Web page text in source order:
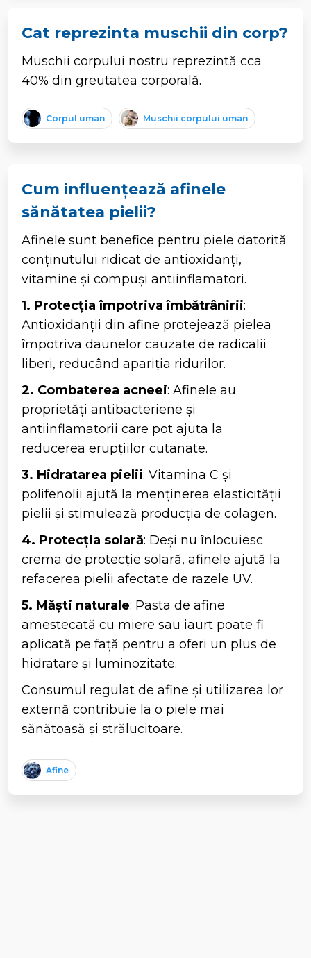
Cat reprezinta muschii din corp?
Muschii corpului nostru reprezintă cca
40% din greutatea corporală.
Corpul uman Muschii corpului uman
Cum influențează afinele
sănătatea pielii?
Afinele sunt benefice pentru piele datorită
conținutului ridicat de antioxidanți,
vitamine și compuși antiinflamatori.
1. Protecția împotriva îmbătrânirii:
Antioxidanții din afine protejează pielea
împotriva daunelor cauzate de radicalii
liberi, reducând apariția ridurilor.
2. Combaterea acneei: Afinele au
proprietăți antibacteriene și
antiinflamatorii care pot ajuta la
reducerea erupțiilor cutanate.
3. Hidratarea pielii: Vitamina C și
polifenolii ajută la menținerea elasticității
pielii și stimulează producția de colagen.
4. Protecția solară: Deși nu înlocuiesc
crema de protecție solară, afinele ajută la
refacerea pielii afectate de razele UV.
5. Măști naturale: Pasta de afine
amestecată cu miere sau iaurt poate fi
aplicată pe față pentru a oferi un plus de
hidratare și luminozitate.
Consumul regulat de afine și utilizarea lor
externă contribuie la o piele mai
sănătoasă și strălucitoare.
Afine